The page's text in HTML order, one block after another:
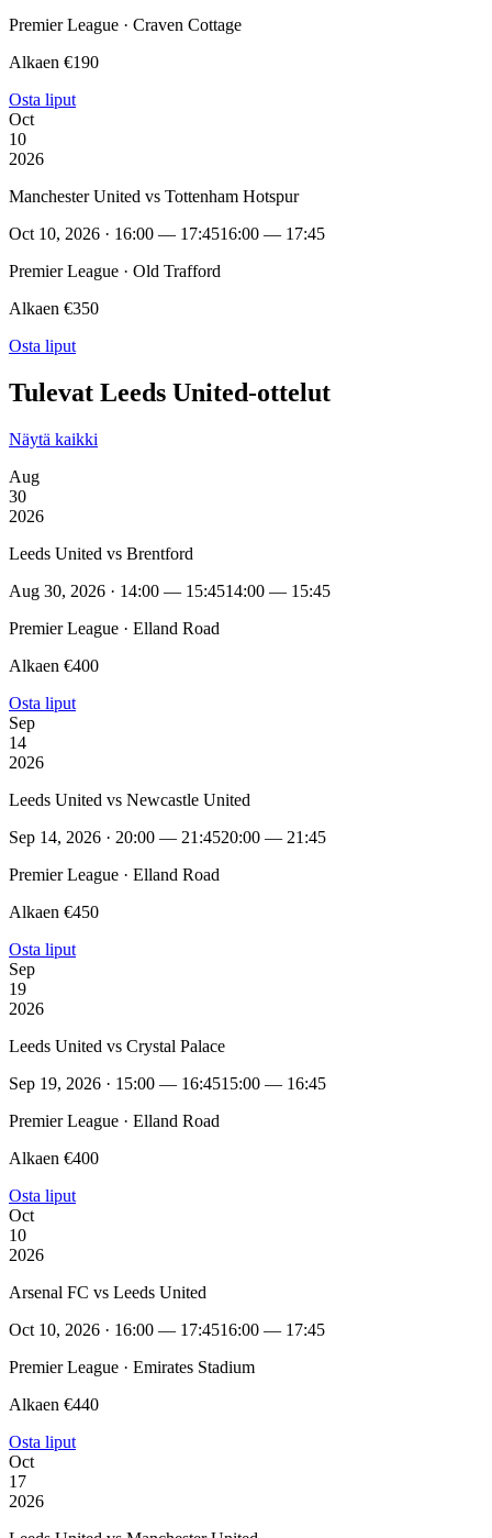
Premier League · Craven Cottage
Alkaen €190
Osta liput
Oct
10
2026
Manchester United vs Tottenham Hotspur
Oct 10, 2026 · 16:00 — 17:4516:00 — 17:45
Premier League · Old Trafford
Alkaen €350
Osta liput
Tulevat Leeds United-ottelut
Näytä kaikki
Aug
30
2026
Leeds United vs Brentford
Aug 30, 2026 · 14:00 — 15:4514:00 — 15:45
Premier League · Elland Road
Alkaen €400
Osta liput
Sep
14
2026
Leeds United vs Newcastle United
Sep 14, 2026 · 20:00 — 21:4520:00 — 21:45
Premier League · Elland Road
Alkaen €450
Osta liput
Sep
19
2026
Leeds United vs Crystal Palace
Sep 19, 2026 · 15:00 — 16:4515:00 — 16:45
Premier League · Elland Road
Alkaen €400
Osta liput
Oct
10
2026
Arsenal FC vs Leeds United
Oct 10, 2026 · 16:00 — 17:4516:00 — 17:45
Premier League · Emirates Stadium
Alkaen €440
Osta liput
Oct
17
2026